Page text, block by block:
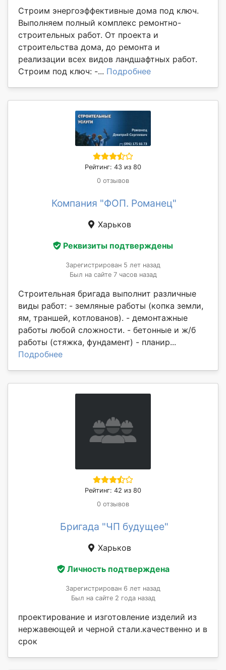
Строим энергоэффективные дома под ключ.
Выполняем полный комплекс ремонтно-
строительных работ. От проекта и
строительства дома, до ремонта и
реализации всех видов ландшафтных работ.
Строим под ключ: -... Подробнее
Рейтинг: 43 из 80
0 отзывов
Компания "ФОП. Романец"
Харьков
Реквизиты подтверждены
Зарегистрирован 5 лет назад
Был на сайте 7 часов назад
Строительная бригада выполнит различные
виды работ: - земляные работы (копка земли,
ям, траншей, котлованов). - демонтажные
работы любой сложности. - бетонные и ж/б
работы (стяжка, фундамент) - планир...
Подробнее
Рейтинг: 42 из 80
0 отзывов
Бригада "ЧП будущее"
Харьков
Личность подтверждена
Зарегистрирован 6 лет назад
Был на сайте 2 года назад
проектирование и изготовление изделий из
нержавеющей и черной стали.качественно и в
срок